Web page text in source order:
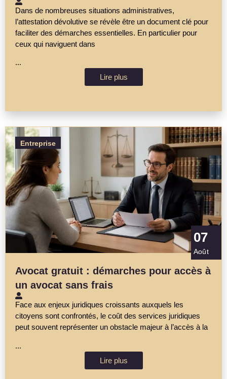
Dans de nombreuses situations administratives,
l’attestation dévolutive se révèle être un document clé pour
faciliter des démarches essentielles. En particulier pour
ceux qui naviguent dans
...
Lire plus
Entreprise
07
Août
Avocat gratuit : démarches pour accès à
un avocat sans frais
Face aux enjeux juridiques croissants auxquels les
citoyens sont confrontés, le coût des services juridiques
peut souvent représenter un obstacle majeur à l’accès à la
...
Lire plus